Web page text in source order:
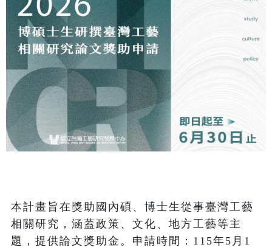
本計畫旨在獎助國內碩、博士生從事臺灣工藝
相關研究，涵蓋政策、文化、地方工藝等主
題，提供論文獎助金。申請時間：115年5月1